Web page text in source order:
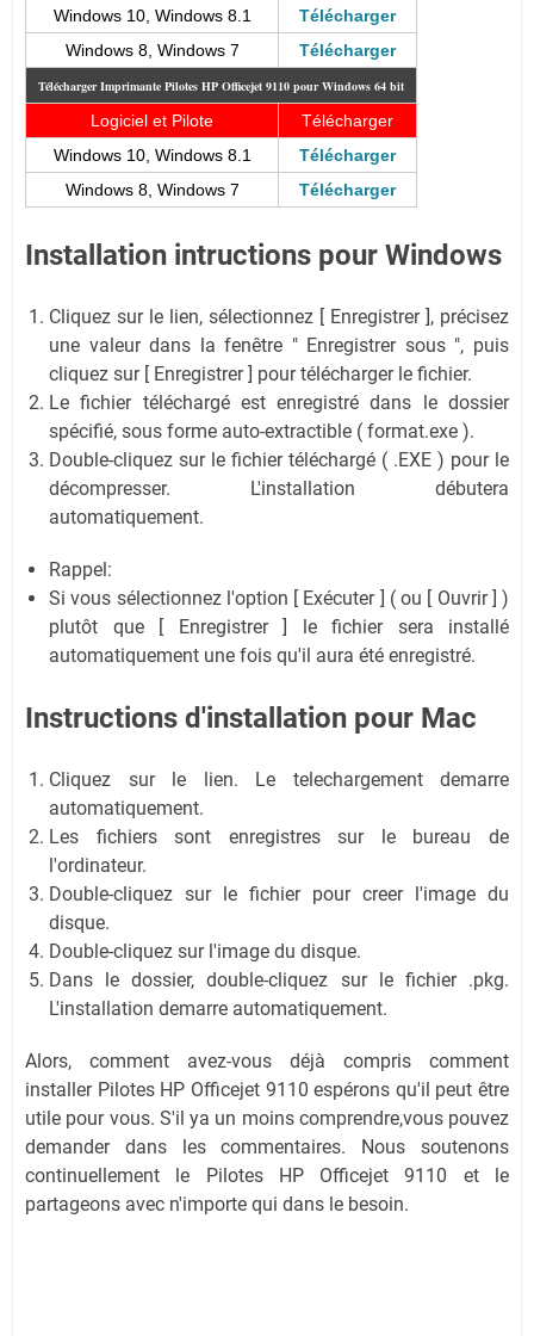
Windows 10, Windows 8.1
Télécharger
Windows 8, Windows 7
Télécharger
Télécharger Imprimante Pilotes HP Officejet 9110 pour Windows 64 bit
Logiciel et Pilote
Télécharger
Windows 10, Windows 8.1
Télécharger
Windows 8, Windows 7
Télécharger
Installation intructions pour Windows
Cliquez sur le lien, sélectionnez [ Enregistrer ], précisez
une valeur dans la fenêtre " Enregistrer sous ", puis
cliquez sur [ Enregistrer ] pour télécharger le fichier.
Le fichier téléchargé est enregistré dans le dossier
spécifié, sous forme auto-extractible ( format.exe ).
Double-cliquez sur le fichier téléchargé ( .EXE ) pour le
décompresser. L'installation débutera
automatiquement.
Rappel:
Si vous sélectionnez l'option [ Exécuter ] ( ou [ Ouvrir ] )
plutôt que [ Enregistrer ] le fichier sera installé
automatiquement une fois qu'il aura été enregistré.
Instructions d'installation pour Mac
Cliquez sur le lien. Le telechargement demarre
automatiquement.
Les fichiers sont enregistres sur le bureau de
l'ordinateur.
Double-cliquez sur le fichier pour creer l'image du
disque.
Double-cliquez sur l'image du disque.
Dans le dossier, double-cliquez sur le fichier .pkg.
L'installation demarre automatiquement.
Alors, comment avez-vous déjà compris comment
installer Pilotes HP Officejet 9110 espérons qu'il peut être
utile pour vous. S'il ya un moins comprendre,vous pouvez
demander dans les commentaires. Nous soutenons
continuellement le Pilotes HP Officejet 9110 et le
partageons avec n'importe qui dans le besoin.